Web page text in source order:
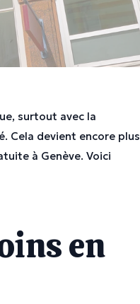
surtout avec la
Cela devient encore plus
à Genève. Voici
en